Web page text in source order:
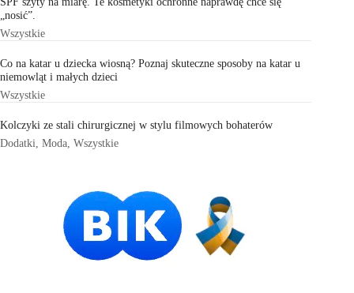
„nosić”.
Wszystkie
Co na katar u dziecka wiosną? Poznaj skuteczne sposoby na katar u
niemowląt i małych dzieci
Wszystkie
Kolczyki ze stali chirurgicznej w stylu filmowych bohaterów
Dodatki Moda Wszystkie